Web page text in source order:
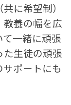
に希望制）
養の幅を広
一緒に頑張
た生徒の頑張
ポートにも